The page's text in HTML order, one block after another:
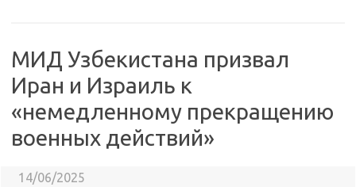
МИД Узбекистана призвал
Иран и Израиль к
«немедленному прекращению
военных действий»
14/06/2025